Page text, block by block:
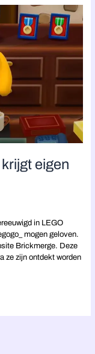
eigen
in LEGO
mogen geloven.
Brickmerge. Deze
ze zijn ontdekt worden